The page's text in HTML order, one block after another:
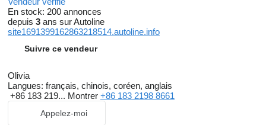
En stock: 200 annonces
depuis 3 ans sur Autoline
site1691399162863218514.autoline.info
Suivre ce vendeur
Olivia
Langues: français, chinois, coréen, anglais
+86 183 219... Montrer +86 183 2198 8661
Appelez-moi